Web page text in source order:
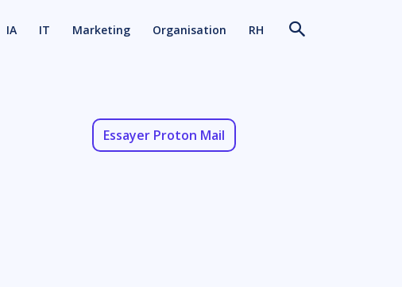
IA IT Marketing Organisation RH
Essayer Proton Mail